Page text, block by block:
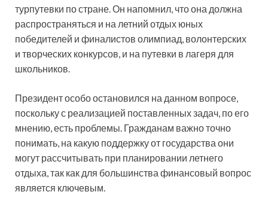
турпутевки по стране. Он напомнил, что она должна
распространяться и на летний отдых юных
победителей и финалистов олимпиад, волонтерских
и творческих конкурсов, и на путевки в лагеря для
школьников.
Президент особо остановился на данном вопросе,
поскольку с реализацией поставленных задач, по его
мнению, есть проблемы. Гражданам важно точно
понимать, на какую поддержку от государства они
могут рассчитывать при планировании летнего
отдыха, так как для большинства финансовый вопрос
является ключевым.